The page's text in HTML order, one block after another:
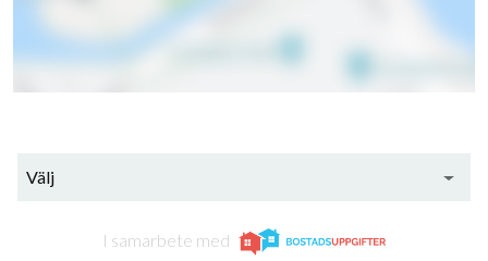
Välj
I samarbete med